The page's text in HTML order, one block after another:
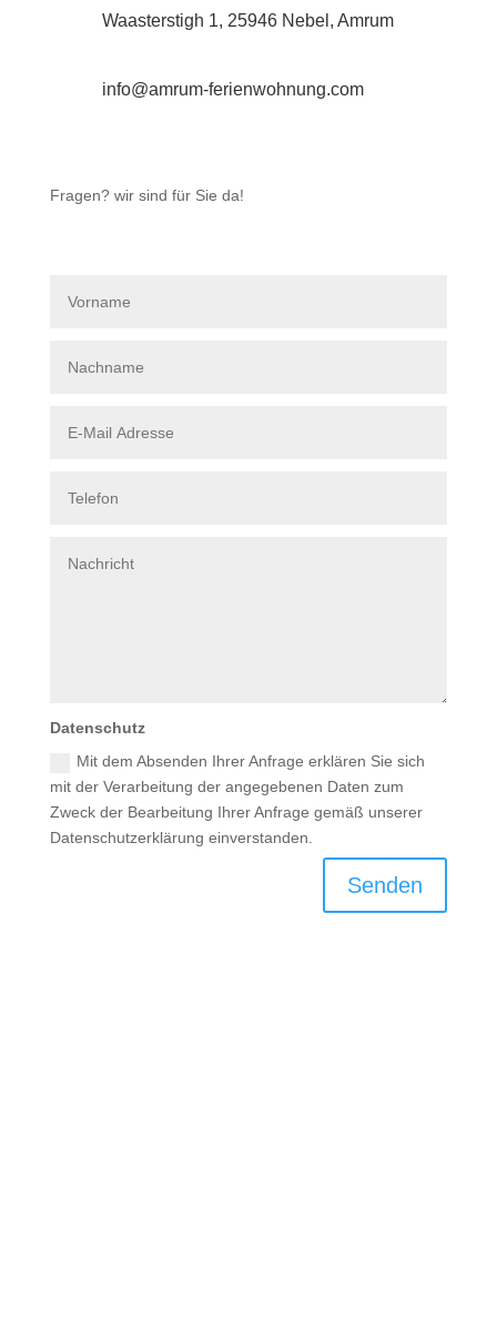
Waasterstigh 1, 25946 Nebel, Amrum
info@amrum-ferienwohnung.com
Fragen? wir sind für Sie da!
Datenschutz
Mit dem Absenden Ihrer Anfrage erklären Sie sich
mit der Verarbeitung der angegebenen Daten zum
Zweck der Bearbeitung Ihrer Anfrage gemäß unserer
Datenschutzerklärung einverstanden.
Senden